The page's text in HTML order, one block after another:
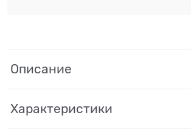
Описание
Характеристики